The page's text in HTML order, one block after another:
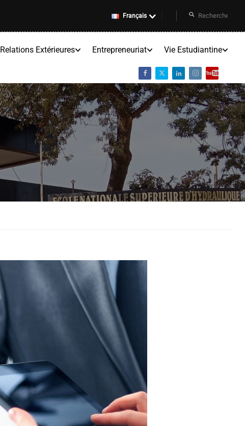
Français
Relations Extérieures Entrepreneuriat Vie Estudiantine